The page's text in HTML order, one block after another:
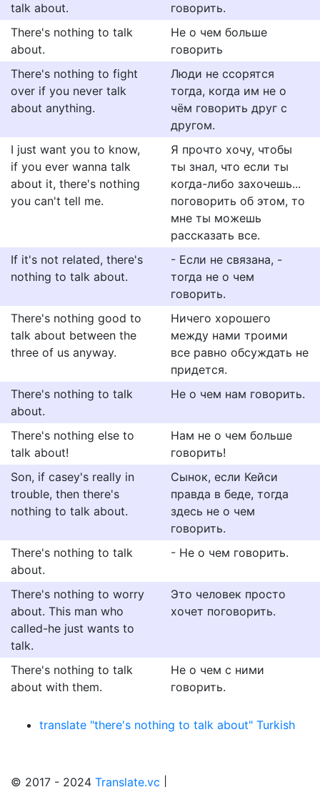
talk about.
говорить.
There's nothing to talk
about.
Не о чем больше
говорить
There's nothing to fight
over if you never talk
about anything.
Люди не ссорятся
тогда, когда им не о
чём говорить друг с
другом.
I just want you to know,
if you ever wanna talk
about it, there's nothing
you can't tell me.
Я прочто хочу, чтобы
ты знал, что если ты
когда-либо захочешь...
поговорить об этом, то
мне ты можешь
рассказать все.
If it's not related, there's
nothing to talk about.
- Если не связана, -
тогда не о чем
говорить.
There's nothing good to
talk about between the
three of us anyway.
Ничего хорошего
между нами троими
все равно обсуждать не
придется.
There's nothing to talk
about.
Не о чем нам говорить.
There's nothing else to
talk about!
Нам не о чем больше
говорить!
Son, if casey's really in
trouble, then there's
nothing to talk about.
Сынок, если Кейси
правда в беде, тогда
здесь не о чем
говорить.
There's nothing to talk
about.
- Не о чем говорить.
There's nothing to worry
about. This man who
called-he just wants to
talk.
Это человек просто
хочет поговорить.
There's nothing to talk
about with them.
Не о чем с ними
говорить.
translate "there's nothing to talk about" Turkish
© 2017 - 2024 Translate.vc